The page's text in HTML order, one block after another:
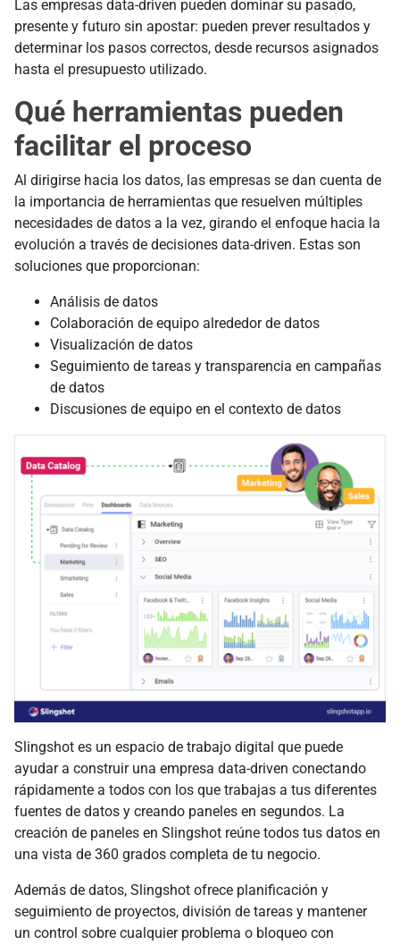
Las empresas data-driven pueden dominar su pasado,
presente y futuro sin apostar: pueden prever resultados y
determinar los pasos correctos, desde recursos asignados
hasta el presupuesto utilizado.
Qué herramientas pueden
facilitar el proceso
Al dirigirse hacia los datos, las empresas se dan cuenta de
la importancia de herramientas que resuelven múltiples
necesidades de datos a la vez, girando el enfoque hacia la
evolución a través de decisiones data-driven. Estas son
soluciones que proporcionan:
Análisis de datos
Colaboración de equipo alrededor de datos
Visualización de datos
Seguimiento de tareas y transparencia en campañas
de datos
Discusiones de equipo en el contexto de datos
Slingshot es un espacio de trabajo digital que puede
ayudar a construir una empresa data-driven conectando
rápidamente a todos con los que trabajas a tus diferentes
fuentes de datos y creando paneles en segundos. La
creación de paneles en Slingshot reúne todos tus datos en
una vista de 360 grados completa de tu negocio.
Además de datos, Slingshot ofrece planificación y
seguimiento de proyectos, división de tareas y mantener
un control sobre cualquier problema o bloqueo con